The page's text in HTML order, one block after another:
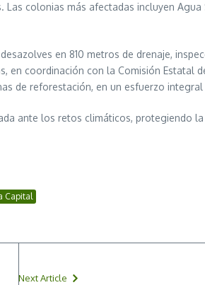
colonias más afectadas incluyen Agua
en 810 metros de drenaje,
coordinación con la Comisión Estatal
de reforestación, en un esfuerzo
ante los retos climáticos, protegiendo
Capital
Next Article